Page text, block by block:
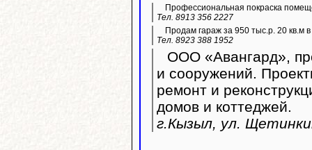
Профессиональная покраска
Тел. 8913 356 2227
Продам гараж за 950 тыс.р. 20 кв.м
Тел. 8923 388 1952
ООО «Авангард»,
и сооружений.
ремонт и
домов и коттеджей.
г.Кызыл, ул.